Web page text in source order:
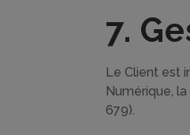
7.
Le Client est
Numérique,
679).